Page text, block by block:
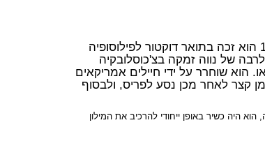
(1899-1983) נולד בשאטמר בחלק המזרחי של האימפריה האוסטרו-הונגרית (כיום רומניה). בשנת 1925 הוא זכה בתואר דוקטור לפילוסופיה
שלו היו שפות וספרות שמיות, שפות רומנטיות וספרות ופילוסופיה. בשנת 1931 התמנה לרבה של נווה זמקה בצ'כוסלובקיה
הוא שוחרר על ידי חיילים אמריקאים
זמן קצר לאחר מכן נסע לפריס, ולבסוף
היה כשיר באופן ייחודי להרכיב את המילון